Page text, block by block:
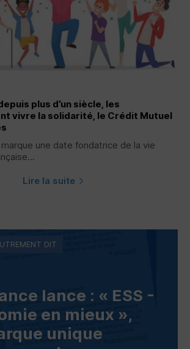
plus d’un siècle, les
vivre la solidarité, le Crédit Mutuel
marque une date fondatrice de la vie
Lire la suite
lance : « ESS -
en mieux »,
unique
DIT